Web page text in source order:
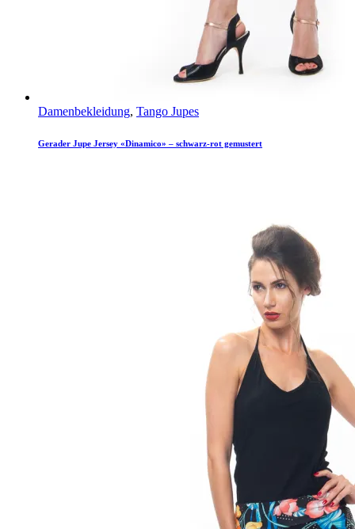
Damenbekleidung, Tango Jupes
Gerader Jupe Jersey «Dinamico» – schwarz-rot gemustert